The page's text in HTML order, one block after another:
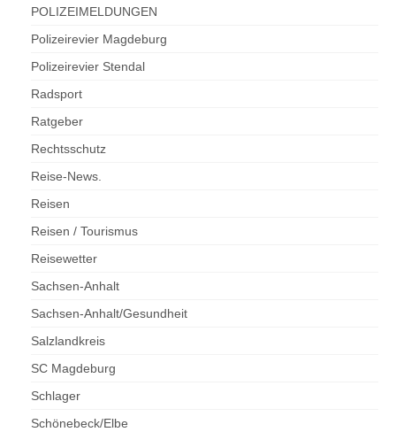
POLIZEIMELDUNGEN
Polizeirevier Magdeburg
Polizeirevier Stendal
Radsport
Ratgeber
Rechtsschutz
Reise-News.
Reisen
Reisen / Tourismus
Reisewetter
Sachsen-Anhalt
Sachsen-Anhalt/Gesundheit
Salzlandkreis
SC Magdeburg
Schlager
Schönebeck/Elbe